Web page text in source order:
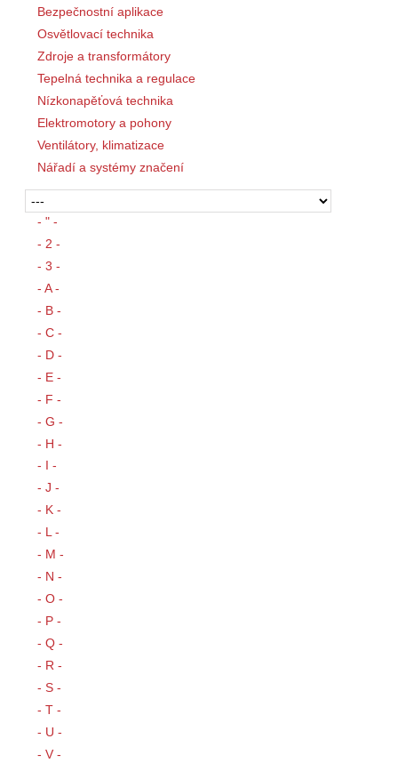
Bezpečnostní aplikace
Osvětlovací technika
Zdroje a transformátory
Tepelná technika a regulace
Nízkonapěťová technika
Elektromotory a pohony
Ventilátory, klimatizace
Nářadí a systémy značení
- " -
- 2 -
- 3 -
- A -
- B -
- C -
- D -
- E -
- F -
- G -
- H -
- I -
- J -
- K -
- L -
- M -
- N -
- O -
- P -
- Q -
- R -
- S -
- T -
- U -
- V -